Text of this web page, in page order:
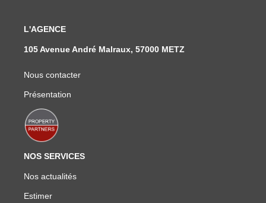
L'AGENCE
105 Avenue André Malraux, 57000 METZ
Nous contacter
Présentation
NOS SERVICES
Nos actualités
Estimer